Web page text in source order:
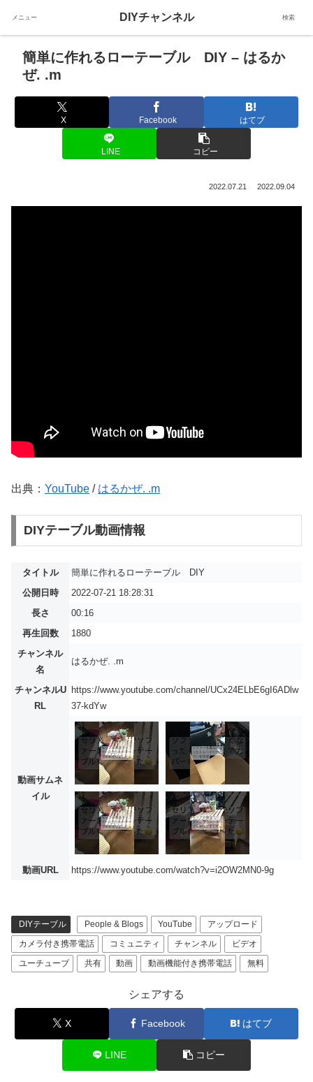
簡単に作れるローテーブル DIY – はるか
ぜ. .m
X Facebook はてブ
LINE コピー
2022.07.21 2022.09.04
出典： YouTube / はるかぜ. .m
DIYテーブル動画情報
タイトル
簡単に作れるローテーブル DIY
公開日時
2022-07-21 18:28:31
長さ
00:16
再生回数
1880
チャンネル
名
はるかぜ. .m
チャンネルU
RL
https://www.youtube.com/channel/UCx24ELbE6gI6ADlw
37-kdYw
動画サムネ
イル
動画URL https://www.youtube.com/watch?v=i2OW2MN0-9g
DIYテーブル People & Blogs YouTube
アップロード
カメラ付き携帯電話
コミュニティ チャンネル
ビデオ
ユーチューブ
共有 動画 動画機能付き携帯電話 無料
シェアする
X Facebook はてブ
LINE コピー
メニュー DIYチャンネル 検索